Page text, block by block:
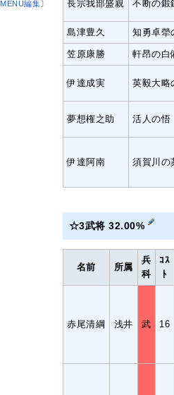
長宗我部盛親 不断の鍛
島津豊久 知勇卓犖
笠原康勝 軒昂の白
伊達成実 英毅大略
夢想権之助 活人の悟
伊達阿南 須賀川の
☆3武将 32.00%
名前 所属
兵
科
ｺｽ
ﾄ
赤尾清綱 浅井 武 16
MENU編集〕